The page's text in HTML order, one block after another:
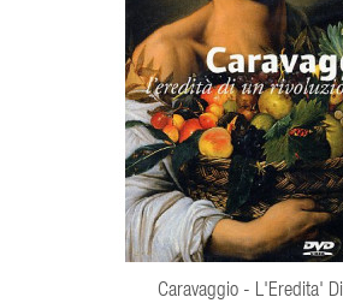
Caravaggio - L'Eredita'